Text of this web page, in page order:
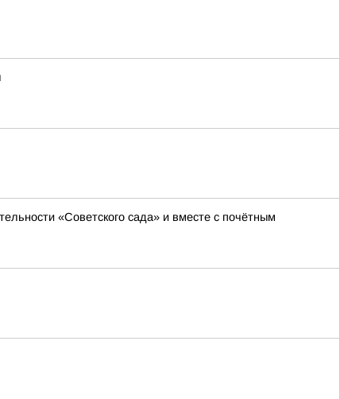
«Советского сада» и вместе с почётным